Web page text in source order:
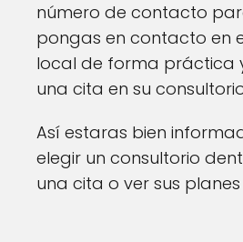
número de contacto
pongas en contacto en
local de forma práctica
una cita en su
Así estaras bien
elegir un consultorio
una cita o ver sus